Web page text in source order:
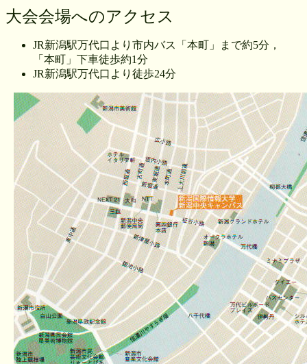
大会会場へのアクセス
JR新潟駅万代口より市内バス「本町」まで約5分，
「本町」下車徒歩約1分
JR新潟駅万代口より徒歩24分